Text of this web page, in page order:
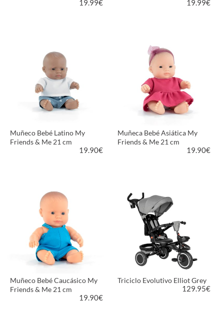
19.99€ 19.99€
VER PRODUCTO
Muñeco Bebé Latino My
Friends & Me 21 cm
19.90€
VER PRODUCTO
Muñeca Bebé Asiática My
Friends & Me 21 cm
19.90€
VER PRODUCTO
Muñeco Bebé Caucásico My
Friends & Me 21 cm
19.90€
Triciclo Evolutivo Elliot Grey
129.95€